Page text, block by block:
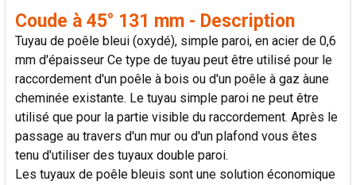
TOUT
SÉLECTIONNER
AJOUTER
LA
SÉLECTION
AU PANIER
Coude à 45° 131 mm - Description
Tuyau de poêle bleui (oxydé), simple paroi, en acier de 0,6
mm d'épaisseur Ce type de tuyau peut être utilisé pour le
raccordement d'un poêle à bois ou d'un poêle à gaz àune
cheminée existante. Le tuyau simple paroi ne peut être
utilisé que pour la partie visible du raccordement. Après le
passage au travers d'un mur ou d'un plafond vous êtes
tenu d'utiliser des tuyaux double paroi.
Les tuyaux de poêle bleuis sont une solution économique